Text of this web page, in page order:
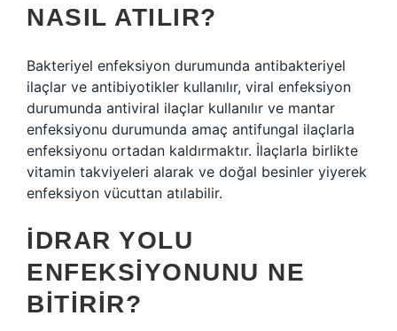
NASIL ATILIR?
Bakteriyel enfeksiyon durumunda antibakteriyel
ilaçlar ve antibiyotikler kullanılır, viral enfeksiyon
durumunda antiviral ilaçlar kullanılır ve mantar
enfeksiyonu durumunda amaç antifungal ilaçlarla
enfeksiyonu ortadan kaldırmaktır. İlaçlarla birlikte
vitamin takviyeleri alarak ve doğal besinler yiyerek
enfeksiyon vücuttan atılabilir.
İDRAR YOLU
ENFEKSIYONUNU NE
BITIRIR?